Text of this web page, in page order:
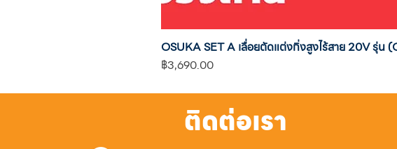
OSUKA SET A เลื่อยตัดแต่งกิ่งสูงไร้สาย 20V รุ่
ราคา
฿3,690.00
ติดต่อเรา